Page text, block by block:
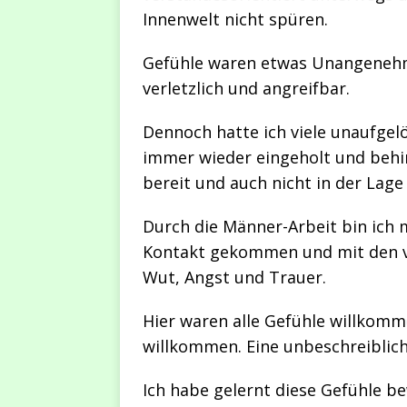
Innenwelt nicht spüren.
Gefühle waren etwas
verletzlich und angreifbar.
Dennoch hatte ich viele
immer wieder eingeholt und
bereit und auch nicht in der
Durch die Männer-Arbeit bin ich
Kontakt gekommen und mit den
Wut, Angst und Trauer.
Hier waren alle Gefühle
willkommen. Eine
Ich habe gelernt diese Gefühle